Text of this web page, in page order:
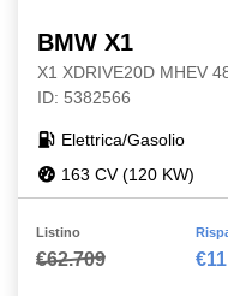
BMW X1
X1 XDRIVE20D MHEV
ID: 5382566
Elettrica/Gasolio
163 CV (120 KW)
Listino
€62.709